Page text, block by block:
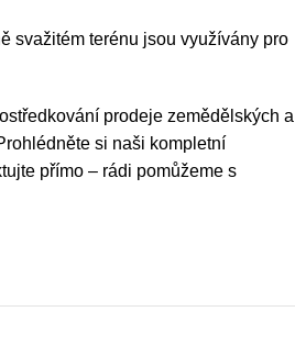
svažitém terénu jsou využívány pro
prodeje zemědělských a
si naši kompletní
přímo – rádi pomůžeme s